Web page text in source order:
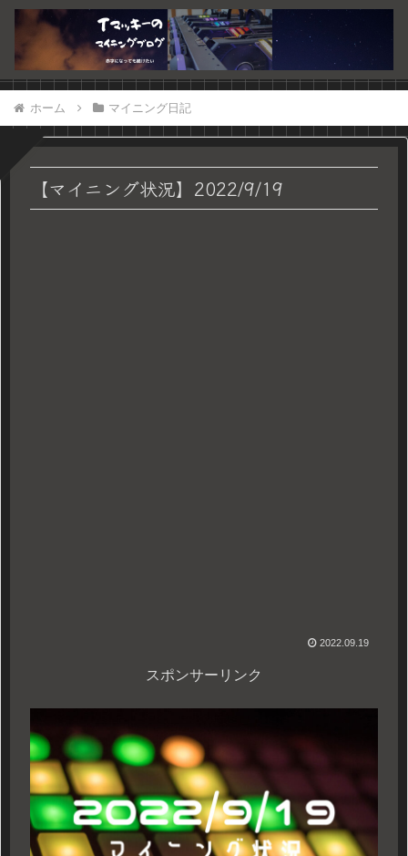
ホーム マイニング日記
【マイニング状況】2022/9/19
2022.09.19
スポンサーリンク